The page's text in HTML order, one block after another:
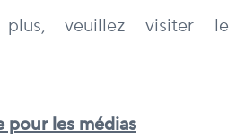
veuillez visiter le
pour les médias